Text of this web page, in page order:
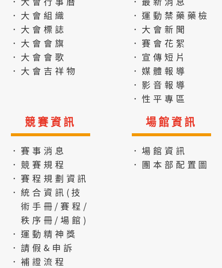
．大會組織
．大會標誌
．大會會旗
．大會會歌
．大會吉祥物
．運動禁藥藥檢
．大會新聞
．賽會花絮
．宣傳短片
．媒體報導
．影音報導
．性平專區
競賽資訊
．賽事消息
．競賽規程
．賽程規劃資訊
．統合資訊(技
術手冊/賽程/
秩序冊/場館)
．運動精神獎
．請假&申訴
．補證流程
場館資訊
．場館資訊
．團本部配置圖